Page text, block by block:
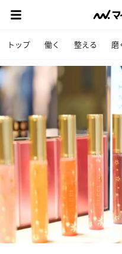
トップ 働く 整える 磨